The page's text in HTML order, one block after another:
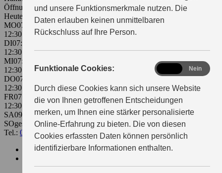
und unsere Funktionsmerkmale nutzen. Die
Daten erlauben keinen unmittelbaren
Rückschluss auf Ihre Person.
Funktionale Cookies:
Durch diese Cookies kann sich unsere Website
die von Ihnen getroffenen Entscheidungen
merken, um Ihnen eine stärker personalisierte
Online-Erfahrung zu bieten. Die von diesen
Cookies erfassten Daten können persönlich
identifizierbare Informationen enthalten.
functionalNein
Öffnungszeiten Service:
Heute 07:30 - 12:00 | 12:30 - 18:00
MO07:30 - 12:00
12:30 - 18:00
DI07:30 - 12:00
12:30 - 18:00
MI07:30 - 12:00
12:30 - 18:00
DO07:30 - 12:00
12:30 - 18:00
FR07:30 - 12:00
12:30 - 18:00
SA09:00 - 12:00
SOgeschlossen
Tel.: 08591-1603lang@suzuki-handel.de
Servicetermin